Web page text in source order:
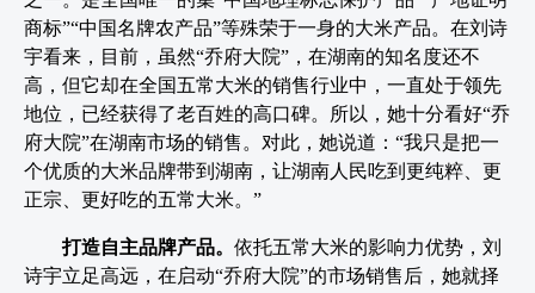
商标”“中国名牌农产品”等殊荣于一身的大米产品。在刘诗
宇看来，目前，虽然“乔府大院”，在湖南的知名度还不
高，但它却在全国五常大米的销售行业中，一直处于领先
地位，已经获得了老百姓的高口碑。所以，她十分看好“乔
府大院”在湖南市场的销售。对此，她说道：“我只是把一
个优质的大米品牌带到湖南，让湖南人民吃到更纯粹、更
正宗、更好吃的五常大米。”
打造自主品牌产品。 依托五常大米的影响力优势，刘
诗宇立足高远，在启动“乔府大院”的市场销售后，她就择